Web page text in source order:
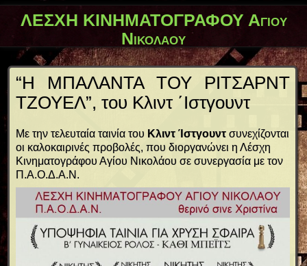
ΛΕΣΧΗ ΚΙΝΗΜΑΤΟΓΡΑΦΟΥ Αγίου
Νικολάου
“Η ΜΠΑΛΑΝΤΑ ΤΟΥ ΡΙΤΣΑΡΝΤ
ΤΖΟΥΕΛ”, του Κλιντ ΄Ιστγουντ
Με την τελευταία ταινία του Κλιντ Ίστγουντσυνεχίζονται
οι καλοκαιρινές προβολές, που διοργανώνει η Λέσχη
Κινηματογράφου Αγίου Νικολάου σε συνεργασία με τον
Π.Α.Ο.Δ.Α.Ν.